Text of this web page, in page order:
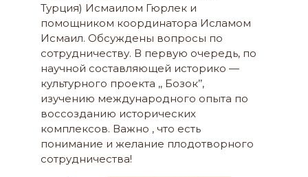
Турция) Исмаилом Гюрлек и
помощником координатора Исламом
Исмаил. Обсуждены вопросы по
сотрудничеству. В первую очередь, по
научной составляющей историко —
культурного проекта ,, Бозок’’,
изучению международного опыта по
воссозданию исторических
комплексов. Важно , что есть
понимание и желание плодотворного
сотрудничества!